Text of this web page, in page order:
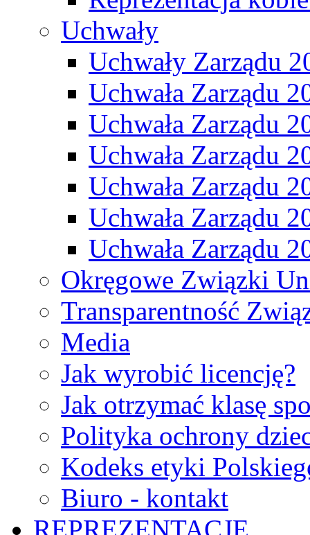
Uchwały
Uchwały Zarządu
Uchwała Zarządu
Uchwała Zarządu
Uchwała Zarządu
Uchwała Zarządu
Uchwała Zarządu
Uchwała Zarządu
Okręgowe Związki
Transparentność
Media
Jak wyrobić licencję?
Jak otrzymać klasę
Polityka ochrony
Kodeks etyki
Biuro - kontakt
REPREZENTACJE